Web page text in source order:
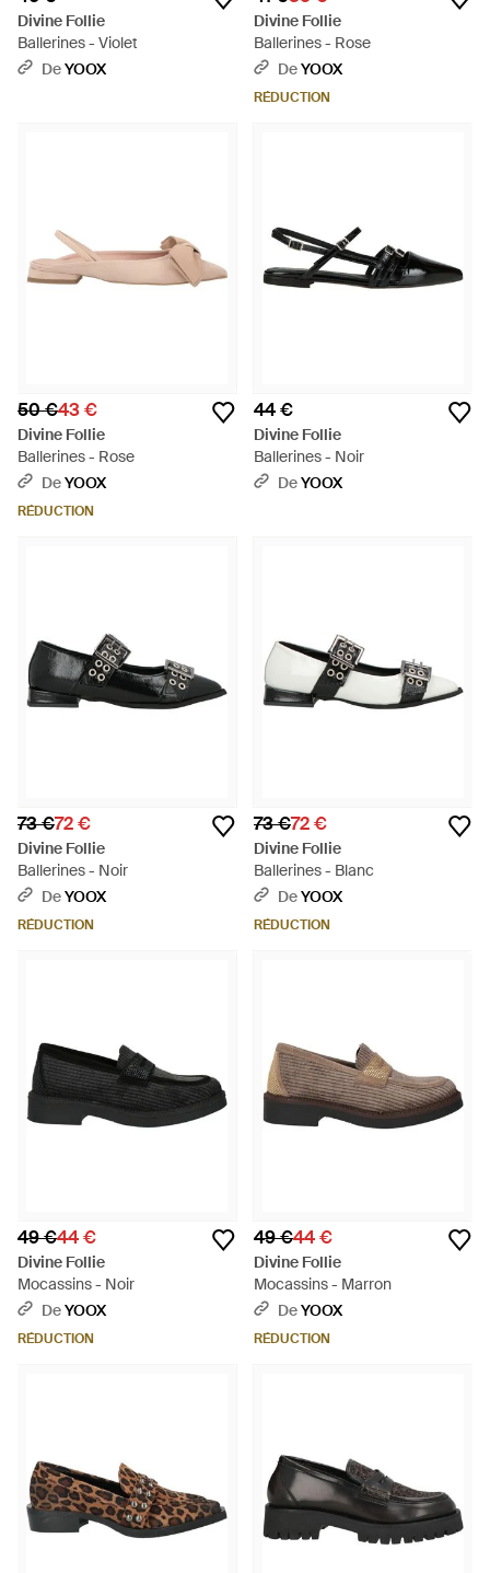
Divine Follie
Ballerines - Violet
DeYOOX
Divine Follie
Ballerines - Rose
DeYOOX
RÉDUCTION
50 €43 €
Divine Follie
Ballerines - Rose
DeYOOX
RÉDUCTION
44 €
Divine Follie
Ballerines - Noir
DeYOOX
73 €72 €
Divine Follie
Ballerines - Noir
DeYOOX
RÉDUCTION
73 €72 €
Divine Follie
Ballerines - Blanc
DeYOOX
RÉDUCTION
49 €44 €
Divine Follie
Mocassins - Noir
DeYOOX
RÉDUCTION
49 €44 €
Divine Follie
Mocassins - Marron
DeYOOX
RÉDUCTION